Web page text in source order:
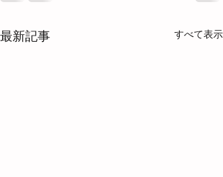
最新記事 すべて表示